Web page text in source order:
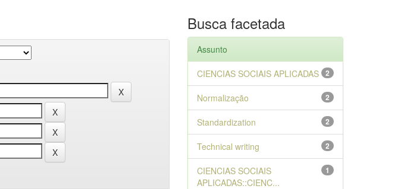
Busca facetada
Assunto
2
CIENCIAS SOCIAIS APLICADAS
2
Normalização
2
Standardization
2
Technical writing
1
CIENCIAS SOCIAIS
APLICADAS::CIENC...